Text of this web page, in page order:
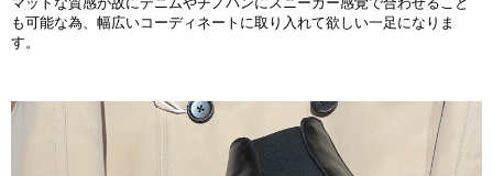
も可能な為、幅広いコーディネートに取り入れて欲しい一足になりま
す。